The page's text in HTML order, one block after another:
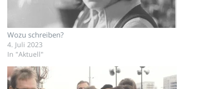
Wozu schreiben?
4. Juli 2023
In "Aktuell"